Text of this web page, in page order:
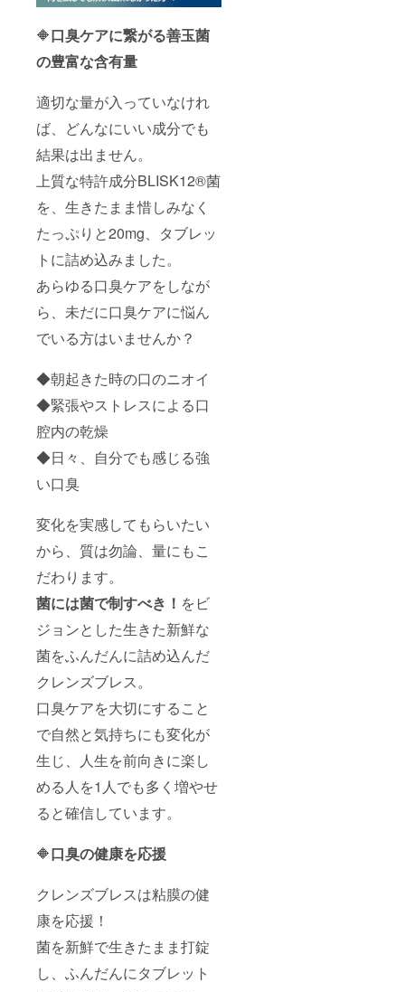
🔶口臭ケアに繋がる善玉菌
の豊富な含有量
適切な量が入っていなけれ
ば、どんなにいい成分でも
結果は出ません。
上質な特許成分BLISK12®︎菌
を、生きたまま惜しみなく
たっぷりと20mg、タブレッ
トに詰め込みました。
あらゆる口臭ケアをしなが
ら、未だに口臭ケアに悩ん
でいる方はいませんか？
◆朝起きた時の口のニオイ
◆緊張やストレスによる口
腔内の乾燥
◆日々、自分でも感じる強
い口臭
変化を実感してもらいたい
から、質は勿論、量にもこ
だわります。
菌には菌で制すべき！ をビ
ジョンとした生きた新鮮な
菌をふんだんに詰め込んだ
クレンズブレス。
口臭ケアを大切にすること
で自然と気持ちにも変化が
生じ、人生を前向きに楽し
める人を1人でも多く増やせ
ると確信しています。
🔶口臭の健康を応援
クレンズブレスは粘膜の健
康を応援！
菌を新鮮で生きたまま打錠
し、ふんだんにタブレット